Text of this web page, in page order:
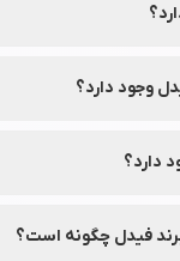
وجود دارد؟
دارد؟
فیدل چگونه است؟